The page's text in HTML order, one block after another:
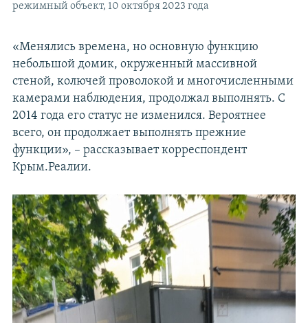
режимный объект, 10 октября 2023 года
«Менялись времена, но основную функцию
небольшой домик, окруженный массивной
стеной, колючей проволокой и многочисленными
камерами наблюдения, продолжал выполнять. С
2014 года его статус не изменился. Вероятнее
всего, он продолжает выполнять прежние
функции», – рассказывает корреспондент
Крым.Реалии.